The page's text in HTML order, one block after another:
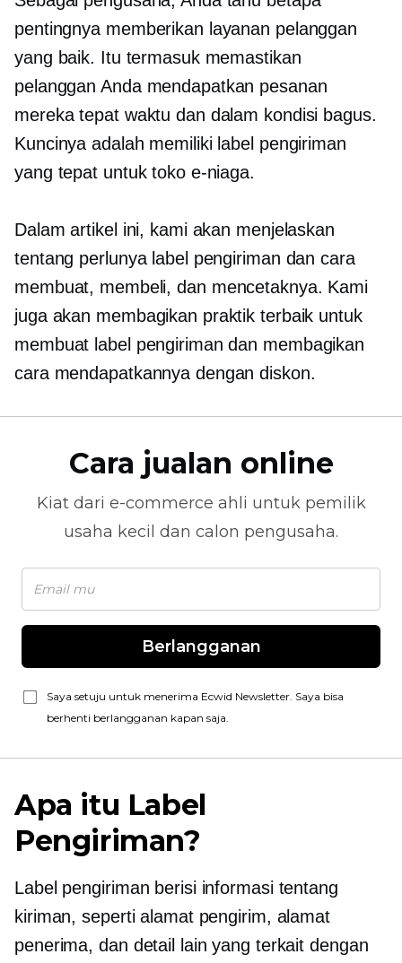
pentingnya memberikan layanan pelanggan
yang baik. Itu termasuk memastikan
pelanggan Anda mendapatkan pesanan
mereka tepat waktu dan dalam kondisi bagus.
Kuncinya adalah memiliki label pengiriman
yang tepat untuk toko e-niaga.
Dalam artikel ini, kami akan menjelaskan
tentang perlunya label pengiriman dan cara
membuat, membeli, dan mencetaknya. Kami
juga akan membagikan praktik terbaik untuk
membuat label pengiriman dan membagikan
cara mendapatkannya dengan diskon.
Cara jualan online
Kiat dari e-commerce ahli untuk pemilik
usaha kecil dan calon pengusaha.
Berlangganan
Saya setuju untuk menerima Ecwid Newsletter. Saya bisa
berhenti berlangganan kapan saja.
Apa itu Label
Pengiriman?
Label pengiriman berisi informasi tentang
kiriman, seperti alamat pengirim, alamat
penerima, dan detail lain yang terkait dengan